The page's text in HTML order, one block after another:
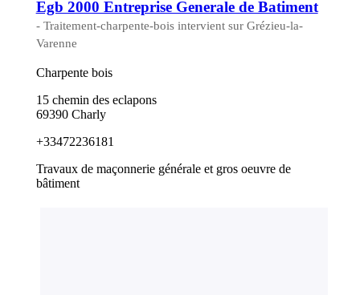
Egb 2000 Entreprise Generale de Batiment
- Traitement-charpente-bois intervient sur Grézieu-la-
Varenne
Charpente bois
15 chemin des eclapons
69390 Charly
+33472236181
Travaux de maçonnerie générale et gros oeuvre de
bâtiment